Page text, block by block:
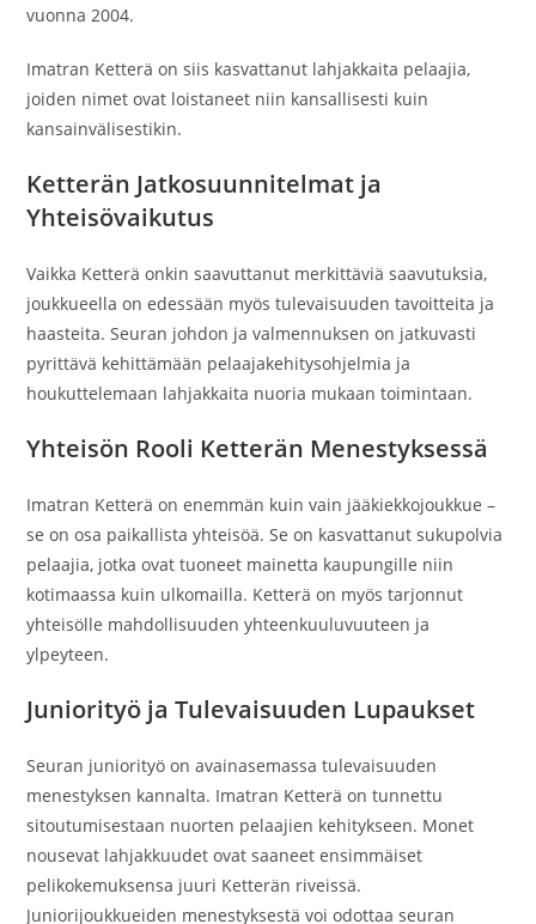
vuonna 2004.
Imatran Ketterä on siis kasvattanut lahjakkaita pelaajia,
joiden nimet ovat loistaneet niin kansallisesti kuin
kansainvälisestikin.
Ketterän Jatkosuunnitelmat ja
Yhteisövaikutus
Vaikka Ketterä onkin saavuttanut merkittäviä saavutuksia,
joukkueella on edessään myös tulevaisuuden tavoitteita ja
haasteita. Seuran johdon ja valmennuksen on jatkuvasti
pyrittävä kehittämään pelaajakehitysohjelmia ja
houkuttelemaan lahjakkaita nuoria mukaan toimintaan.
Yhteisön Rooli Ketterän Menestyksessä
Imatran Ketterä on enemmän kuin vain jääkiekkojoukkue –
se on osa paikallista yhteisöä. Se on kasvattanut sukupolvia
pelaajia, jotka ovat tuoneet mainetta kaupungille niin
kotimaassa kuin ulkomailla. Ketterä on myös tarjonnut
yhteisölle mahdollisuuden yhteenkuuluvuuteen ja
ylpeyteen.
Juniorityö ja Tulevaisuuden Lupaukset
Seuran juniorityö on avainasemassa tulevaisuuden
menestyksen kannalta. Imatran Ketterä on tunnettu
sitoutumisestaan nuorten pelaajien kehitykseen. Monet
nousevat lahjakkuudet ovat saaneet ensimmäiset
pelikokemuksensa juuri Ketterän riveissä.
Juniorijoukkueiden menestyksestä voi odottaa seuran